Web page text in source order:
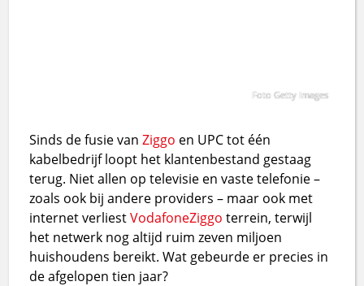
Foto Getty Images
Sinds de fusie vanZiggo en UPC tot één
kabelbedrijf loopt het klantenbestand gestaag
terug. Niet allen op televisie en vaste telefonie –
zoals ook bij andere providers – maar ook met
internet verliestVodafoneZiggo terrein, terwijl
het netwerk nog altijd ruim zeven miljoen
huishoudens bereikt. Wat gebeurde er precies in
de afgelopen tien jaar?